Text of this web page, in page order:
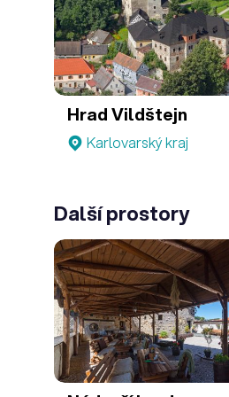
Hrad Vildštejn
Karlovarský kraj
Další prostory